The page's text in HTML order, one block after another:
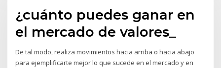
¿cuánto puedes ganar en
el mercado de valores_
De tal modo, realiza movimientos hacia arriba o hacia abajo
para ejemplificarte mejor lo que sucede en el mercado y en